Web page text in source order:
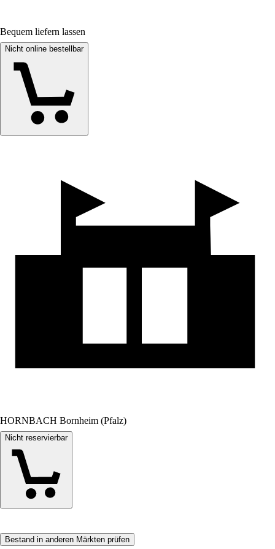
Bequem liefern lassen
Nicht online bestellbar
HORNBACH Bornheim (Pfalz)
Nicht reservierbar
Bestand in anderen Märkten prüfen